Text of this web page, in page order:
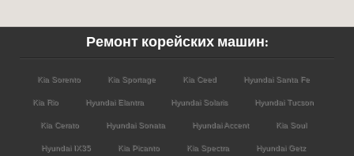
Ремонт корейских машин:
Kia Sorento Kia Sportage Kia Ceed Hyundai Santa Fe
Kia Rio Hyundai Elantra Hyundai Solaris Hyundai Tucson
Kia Cerato Hyundai Sonata Hyundai Accent Kia Soul
Hyundai IX35 Kia Picanto Kia Spectra Hyundai Getz